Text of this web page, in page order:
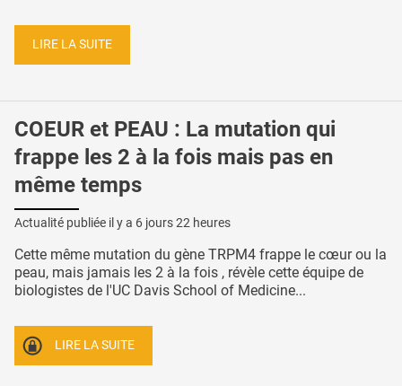
LIRE LA SUITE
COEUR et PEAU : La mutation qui
frappe les 2 à la fois mais pas en
même temps
Actualité publiée il y a 6 jours 22 heures
Cette même mutation du gène TRPM4 frappe le cœur ou la
peau, mais jamais les 2 à la fois , révèle cette équipe de
biologistes de l'UC Davis School of Medicine...
LIRE LA SUITE